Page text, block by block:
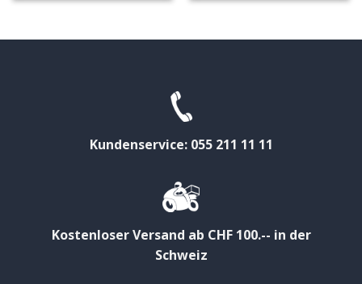
Kundenservice: 055 211 11 11
Kostenloser Versand ab CHF 100.-- in der
Schweiz